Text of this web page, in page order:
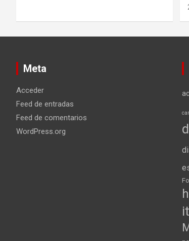
Meta
Acceder
Feed de entradas
Feed de comentarios
WordPress.org